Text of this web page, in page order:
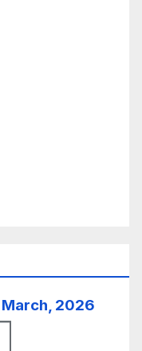
2026